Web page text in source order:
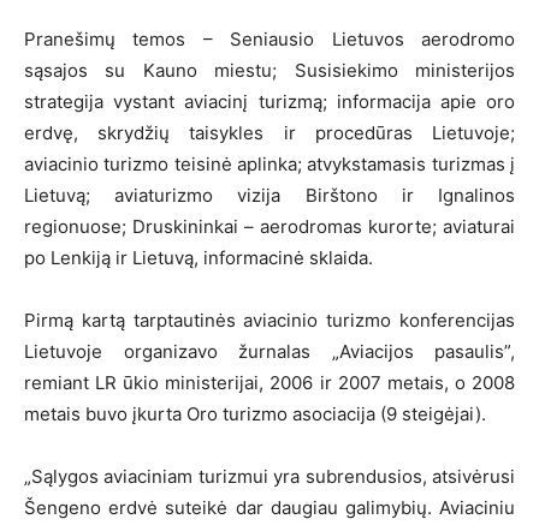
Pranešimų temos – Seniausio Lietuvos aerodromo
sąsajos su Kauno miestu; Susisiekimo ministerijos
strategija vystant aviacinį turizmą; informacija apie oro
erdvę, skrydžių taisykles ir procedūras Lietuvoje;
aviacinio turizmo teisinė aplinka; atvykstamasis turizmas į
Lietuvą; aviaturizmo vizija Birštono ir Ignalinos
regionuose; Druskininkai – aerodromas kurorte; aviaturai
po Lenkiją ir Lietuvą, informacinė sklaida.
Pirmą kartą tarptautinės aviacinio turizmo konferencijas
Lietuvoje organizavo žurnalas „Aviacijos pasaulis”,
remiant LR ūkio ministerijai, 2006 ir 2007 metais, o 2008
metais buvo įkurta Oro turizmo asociacija (9 steigėjai).
„Sąlygos aviaciniam turizmui yra subrendusios, atsivėrusi
Šengeno erdvė suteikė dar daugiau galimybių. Aviaciniu